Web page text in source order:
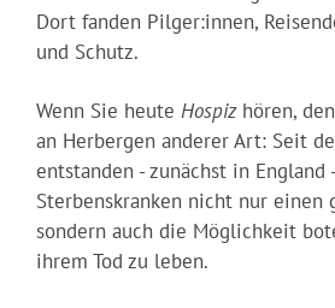
Dort fanden Pilger:innen,
und Schutz.
Wenn Sie heute Hospizhören,
an Herbergen anderer Art: Seit
entstanden - zunächst in England
Sterbenskranken nicht nur einen
sondern auch die Möglichkeit
ihrem Tod zu leben.